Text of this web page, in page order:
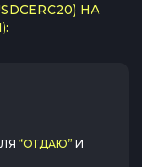
НА
“ОТДАЮ” И